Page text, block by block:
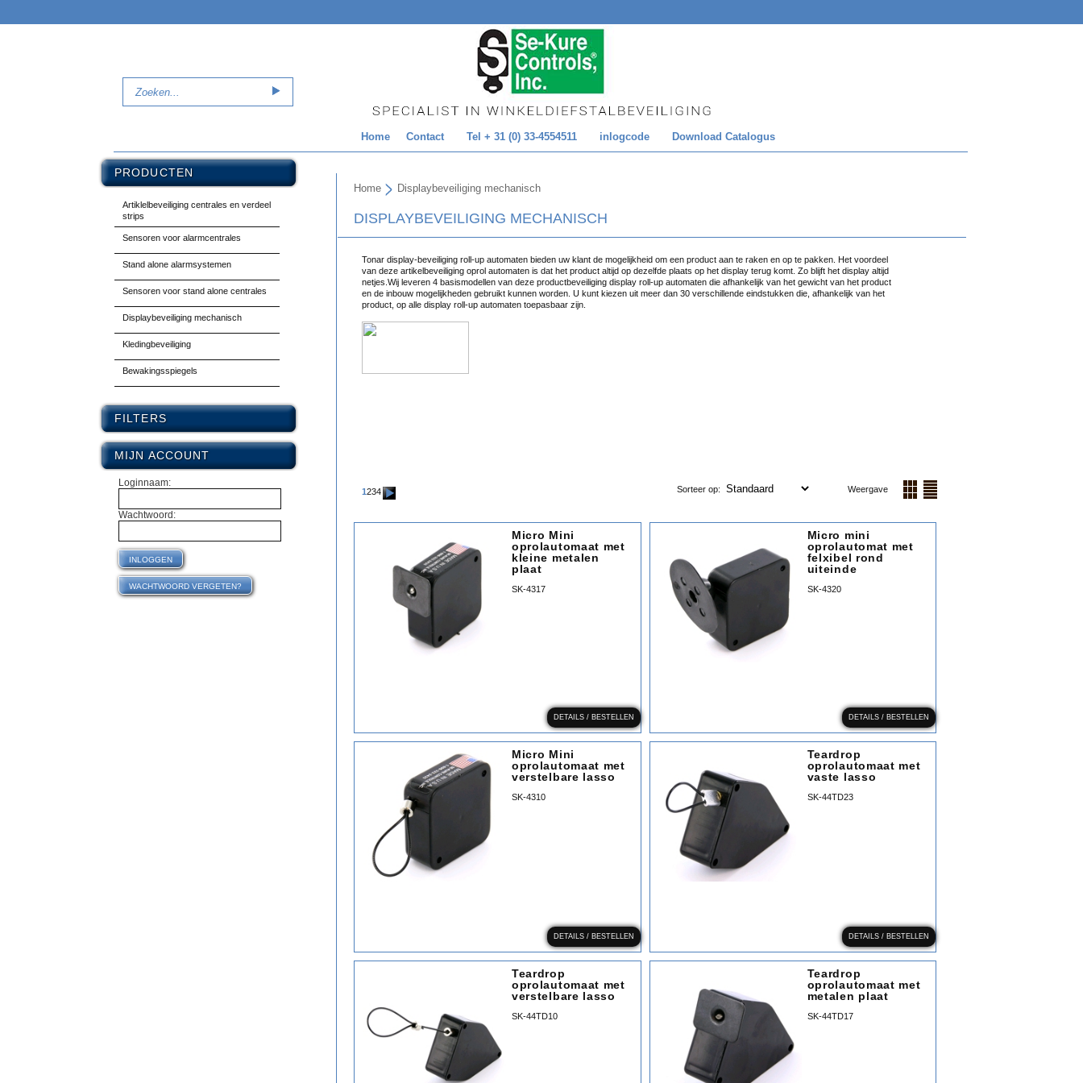
Home Contact Tel + 31 (0) 33-4554511 inlogcode Download Catalogus
PRODUCTEN
Artiklelbeveiliging centrales en verdeel
strips
Sensoren voor alarmcentrales
Stand alone alarmsystemen
Sensoren voor stand alone centrales
Displaybeveiliging mechanisch
Kledingbeveiliging
Bewakingsspiegels
FILTERS
MIJN ACCOUNT
Loginnaam:
Wachtwoord:
Home Displaybeveiliging mechanisch
DISPLAYBEVEILIGING MECHANISCH
Tonar display-beveiliging roll-up automaten bieden uw klant de mogelijkheid om een product aan te raken en op te pakken. Het voordeel
van deze artikelbeveiliging oprol automaten is dat het product altijd op dezelfde plaats op het display terug komt. Zo blijft het display altijd
netjes.Wij leveren 4 basismodellen van deze productbeveiliging display roll-up automaten die afhankelijk van het gewicht van het product
en de inbouw mogelijkheden gebruikt kunnen worden. U kunt kiezen uit meer dan 30 verschillende eindstukken die, afhankelijk van het
product, op alle display roll-up automaten toepasbaar zijn.
1234 Weergave
Sorteer op:
Micro Mini
oprolautomaat met
kleine metalen
plaat
SK-4317
DETAILS / BESTELLEN
Micro mini
oprolautomat met
felxibel rond
uiteinde
SK-4320
DETAILS / BESTELLEN
Micro Mini
oprolautomaat met
verstelbare lasso
SK-4310
DETAILS / BESTELLEN
Teardrop
oprolautomaat met
vaste lasso
SK-44TD23
DETAILS / BESTELLEN
Teardrop
oprolautomaat met
verstelbare lasso
SK-44TD10
Teardrop
oprolautomaat met
metalen plaat
SK-44TD17